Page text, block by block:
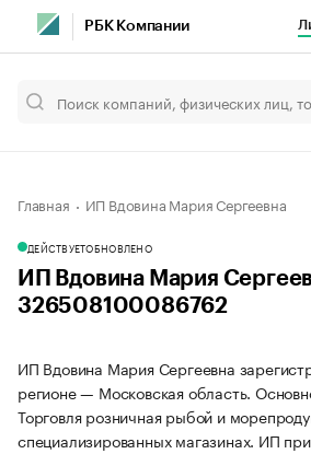
РБК Компании
Главная ИП Вдовина Мария Сергеевна
ДЕЙСТВУЕТОБНОВЛЕНО
ИП Вдовина Мария
326508100086762
ИП Вдовина Мария Сергеевна
регионе — Московская область.
Торговля розничная рыбой и
специализированных магазинах. ИП